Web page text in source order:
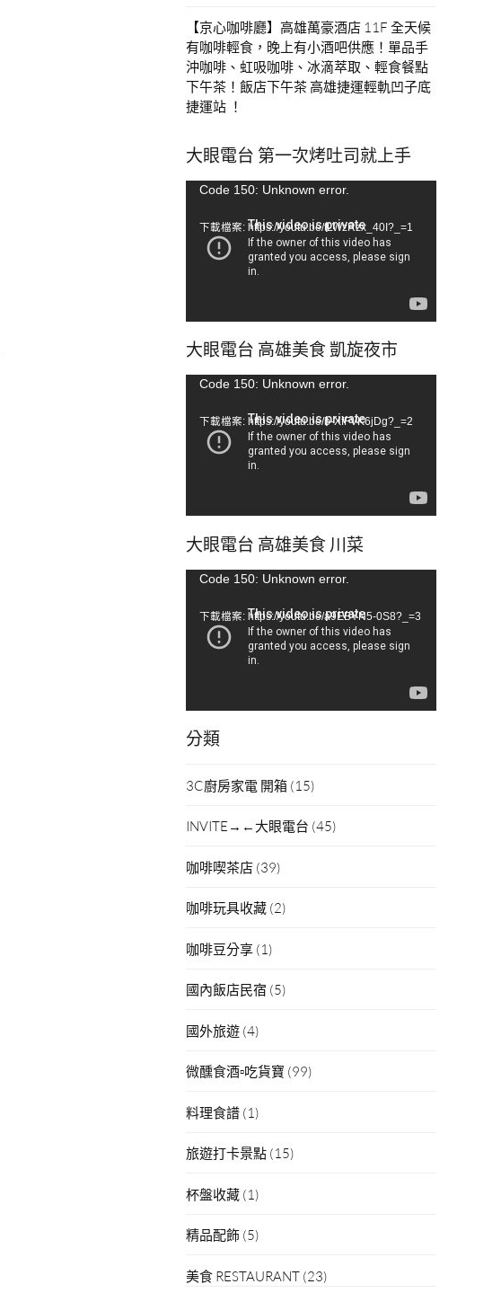
【京心咖啡廳】高雄萬豪酒店 11F 全天候
有咖啡輕食，晚上有小酒吧供應！單品手
沖咖啡、虹吸咖啡、冰滴萃取、輕食餐點
下午茶！飯店下午茶 高雄捷運輕軌凹子底
捷運站 ！
大眼電台 第一次烤吐司就上手
視Code 150: Unknown error.
下載檔案: https://youtu.be/tLWzRzx_40I?_=1
大眼電台 高雄美食 凱旋夜市
視Code 150: Unknown error.
下載檔案: https://youtu.be/b-XfFVK6jDg?_=2
大眼電台 高雄美食 川菜
視Code 150: Unknown error.
下載檔案: https://youtu.be/a9EBYN5-0S8?_=3
分類
3C廚房家電 開箱 (15)
INVITE→←大眼電台 (45)
咖啡喫茶店 (39)
咖啡玩具收藏 (2)
咖啡豆分享 (1)
國內飯店民宿 (5)
國外旅遊 (4)
微醺食酒▫吃貨寶 (99)
料理食譜 (1)
旅遊打卡景點 (15)
杯盤收藏 (1)
精品配飾 (5)
美食 RESTAURANT (23)